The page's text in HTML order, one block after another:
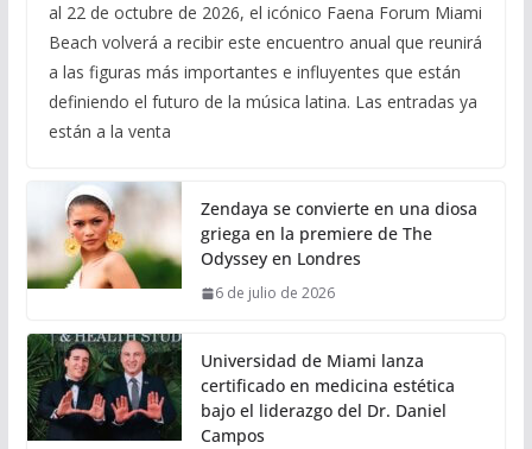
al 22 de octubre de 2026, el icónico Faena Forum Miami
Beach volverá a recibir este encuentro anual que reunirá
a las figuras más importantes e influyentes que están
definiendo el futuro de la música latina. Las entradas ya
están a la venta
Zendaya se convierte en una diosa
griega en la premiere de The
Odyssey en Londres
6 de julio de 2026
Universidad de Miami lanza
certificado en medicina estética
bajo el liderazgo del Dr. Daniel
Campos